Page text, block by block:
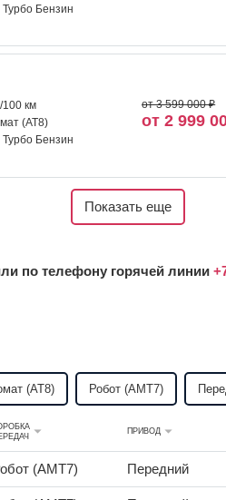
Турбо Бензин
100 км
(AT8)
Турбо Бензин
от 3 599 000 ₽
от 2 999
Показать еще
по телефону горячей линии
(AT8) Робот (AMT7)
ПРИВОД
(AMT7) Передний